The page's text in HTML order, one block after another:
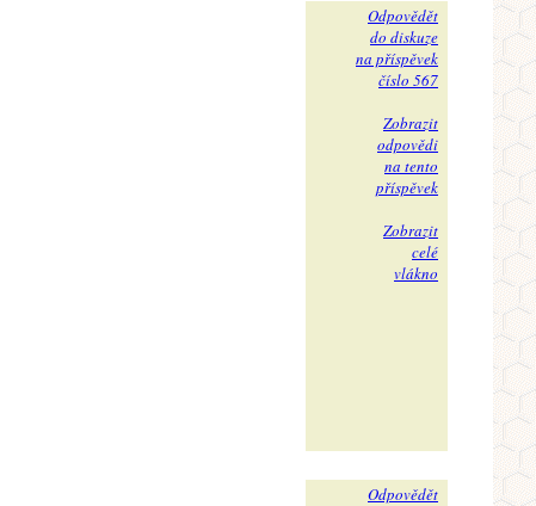
Odpovědět
do diskuze
na příspěvek
číslo 567
Zobrazit
odpovědi
na tento
příspěvek
Zobrazit
celé
vlákno
Odpovědět